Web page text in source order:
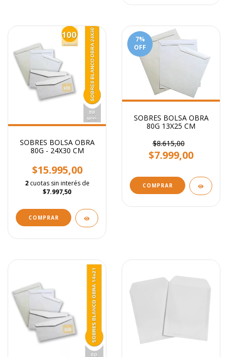
SOBRES BOLSA OBRA
80G - 24X30 CM
$15.995,00
2 cuotas sin interés de
$7.997,50
COMPRAR
7%
OFF
SOBRES BOLSA OBRA
80G 13X25 CM
$8.615,00
$7.999,00
COMPRAR